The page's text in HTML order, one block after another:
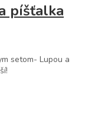
píšťalka
setom- Lupou a